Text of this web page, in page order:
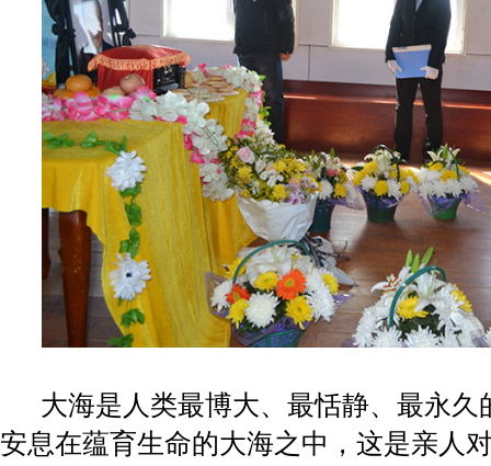
大海是人类最博大、最恬静、最永久
安息在蕴育生命的大海之中，这是亲人